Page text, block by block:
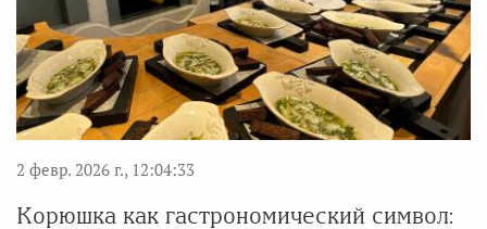
2 февр. 2026 г., 12:04:33
Корюшка как гастрономический символ: